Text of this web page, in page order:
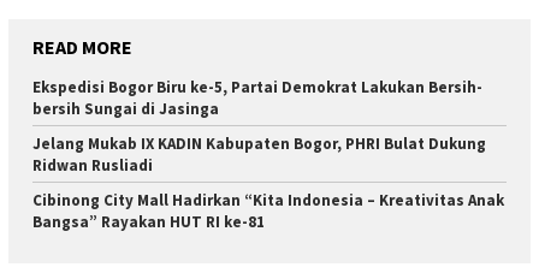
READ MORE
Ekspedisi Bogor Biru ke-5, Partai Demokrat Lakukan Bersih-
bersih Sungai di Jasinga
Jelang Mukab IX KADIN Kabupaten Bogor, PHRI Bulat Dukung
Ridwan Rusliadi
Cibinong City Mall Hadirkan “Kita Indonesia – Kreativitas Anak
Bangsa” Rayakan HUT RI ke-81